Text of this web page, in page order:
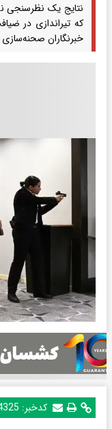
که تیراندازی در
خبرنگاران صحنه‌سازی
کدخبر: